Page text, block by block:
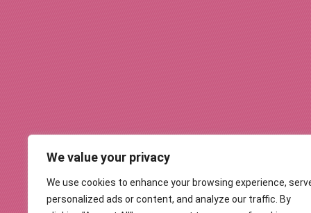
We value your privacy
We use cookies to enhance your browsing experience,
personalized ads or content, and analyze our traffic. By